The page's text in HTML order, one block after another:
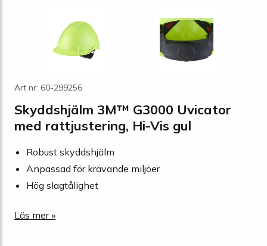
Art nr: 60-299256
Skyddshjälm 3M™ G3000 Uvicator
med rattjustering, Hi-Vis gul
Robust skyddshjälm
Anpassad för krävande miljöer
Hög slagtålighet
Läs mer »